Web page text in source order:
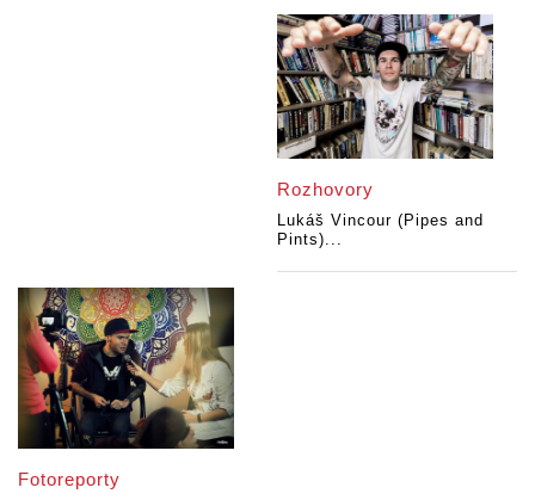
Rozhovory
Lukáš Vincour (Pipes and
Pints)...
Fotoreporty